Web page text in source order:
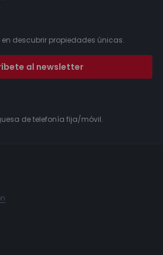
en descubrir propiedades únicas.
al newsletter
de telefonía fija/móvil.